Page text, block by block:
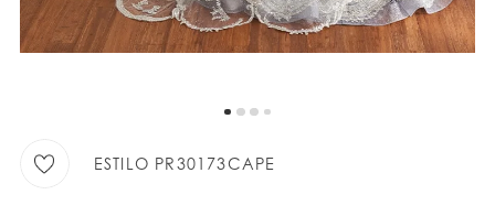
ESTILO PR30173CAPE